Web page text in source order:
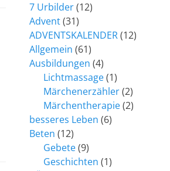
7 Urbilder(12)
Advent(31)
ADVENTSKALENDER(12)
Allgemein (61)
Ausbildungen (4)
Lichtmassage(1)
Märchenerzähler(2)
Märchentherapie(2)
besseres Leben (6)
Beten (12)
Gebete(9)
Geschichten (1)